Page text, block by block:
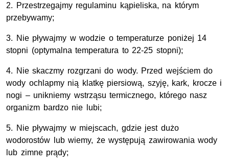
2. Przestrzegajmy regulaminu kąpieliska, na którym
przebywamy;
3. Nie pływajmy w wodzie o temperaturze poniżej 14
stopni (optymalna temperatura to 22-25 stopni);
4. Nie skaczmy rozgrzani do wody. Przed wejściem do
wody ochlapmy nią klatkę piersiową, szyję, kark, krocze i
nogi – unikniemy wstrząsu termicznego, którego nasz
organizm bardzo nie lubi;
5. Nie pływajmy w miejscach, gdzie jest dużo
wodorostów lub wiemy, że występują zawirowania wody
lub zimne prądy;